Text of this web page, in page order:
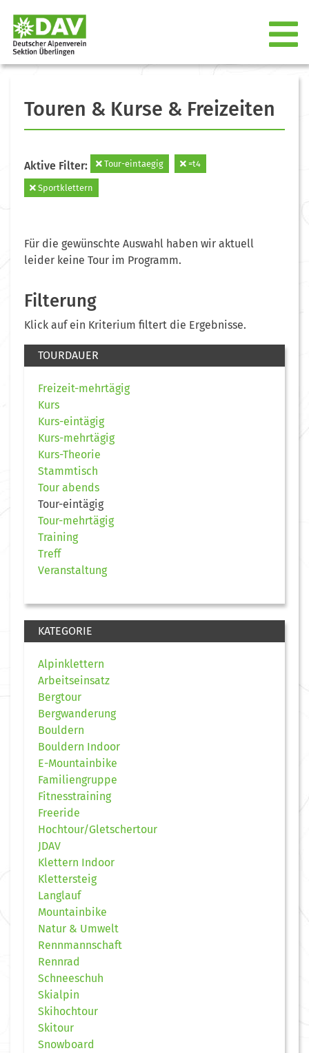
Touren & Kurse & Freizeiten
Aktive Filter: Tour-eintaegig =t4
Sportklettern
Für die gewünschte Auswahl haben wir aktuell
leider keine Tour im Programm.
Filterung
Klick auf ein Kriterium filtert die Ergebnisse.
TOURDAUER
Freizeit-mehrtägig
Kurs
Kurs-eintägig
Kurs-mehrtägig
Kurs-Theorie
Stammtisch
Tour abends
Tour-eintägig
Tour-mehrtägig
Training
Treff
Veranstaltung
KATEGORIE
Alpinklettern
Arbeitseinsatz
Bergtour
Bergwanderung
Bouldern
Bouldern Indoor
E-Mountainbike
Familiengruppe
Fitnesstraining
Freeride
Hochtour/Gletschertour
JDAV
Klettern Indoor
Klettersteig
Langlauf
Mountainbike
Natur & Umwelt
Rennmannschaft
Rennrad
Schneeschuh
Skialpin
Skihochtour
Skitour
Snowboard